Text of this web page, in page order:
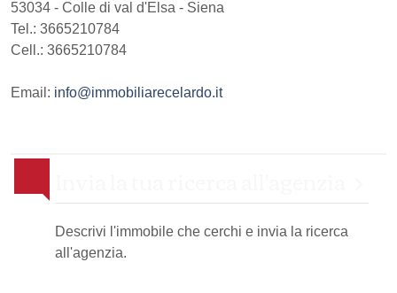
53034 - Colle di val d'Elsa - Siena
Tel.: 3665210784
Cell.: 3665210784
Email: info@immobiliarecelardo.it
Descrivi l'immobile che cerchi e invia la ricerca
all'agenzia.